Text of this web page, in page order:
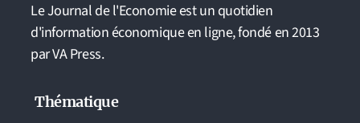
Le Journal de l'Economie est un quotidien
d'information économique en ligne, fondé en 2013
par VA Press.
Thématique